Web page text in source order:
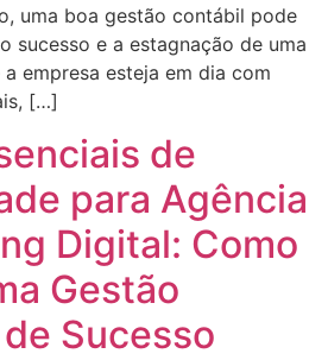
uma boa gestão contábil pode
sucesso e a estagnação de uma
empresa esteja em dia com
[…]
de
para Agência
Digital: Como
Gestão
Sucesso